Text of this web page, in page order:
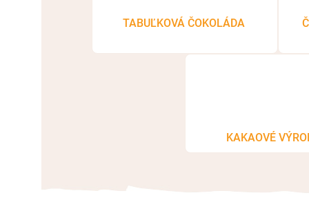
TABUĽKOVÁ ČOKOLÁDA
KAKAOVÉ